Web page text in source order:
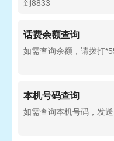
到8833
话费余额查询
如需查询余额，请拨打
本机号码查询
如需查询本机号码，发